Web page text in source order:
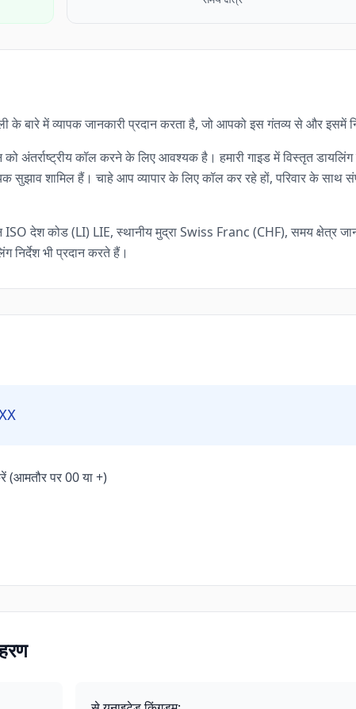
के बारे में व्यापक जानकारी प्रदान करता है, जो आपको इस गंतव्य से और इसमें
अंतर्राष्ट्रीय कॉल करने के लिए आवश्यक है। हमारी गाइड में विस्तृत
शामिल हैं। चाहे आप व्यापार के लिए कॉल कर रहे हों, परिवार के साथ
देश कोड (LI) LIE, स्थानीय मुद्रा Swiss Franc (CHF), समय क्षेत्र
निर्देश भी प्रदान करते हैं।
(आमतौर पर 00 या +)